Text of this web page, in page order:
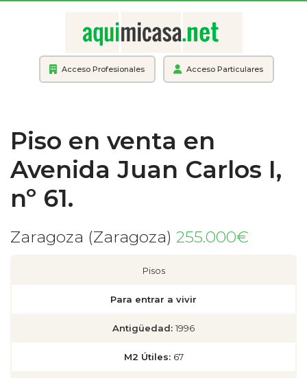
Acceso Profesionales Acceso Particulares
Piso en venta en
Avenida Juan Carlos I,
nº 61.
Zaragoza (Zaragoza) 255.000€
Pisos
Para entrar a vivir
Antigüedad: 1996
M2 Útiles: 67